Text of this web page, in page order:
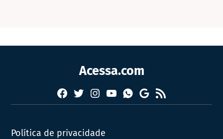
Acessa.com
Facebook
TwitterInstagram
YouTubeWhatsapp
Google
News
RSS
Política de privacidade